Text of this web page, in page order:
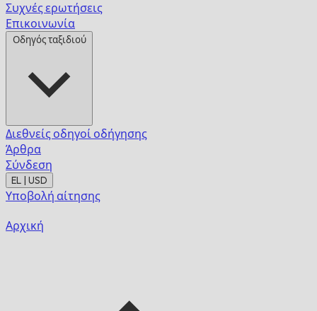
Συχνές ερωτήσεις
Επικοινωνία
Οδηγός ταξιδιού
Διεθνείς οδηγοί οδήγησης
Άρθρα
Σύνδεση
EL | USD
Υποβολή αίτησης
Αρχική